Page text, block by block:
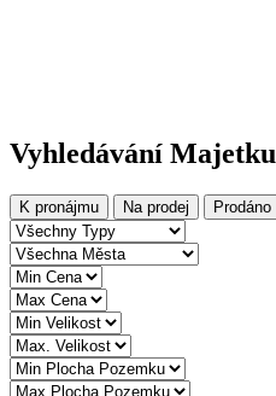
Vyhledávání Majetku
K pronájmu Na prodej Prodáno